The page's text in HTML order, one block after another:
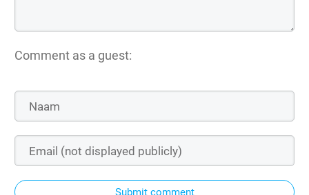
Comment as a guest:
Submit comment